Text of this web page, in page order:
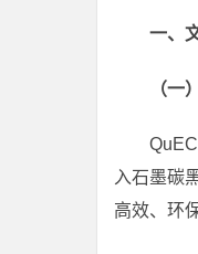
一、
（一
入石墨碳
高效、环